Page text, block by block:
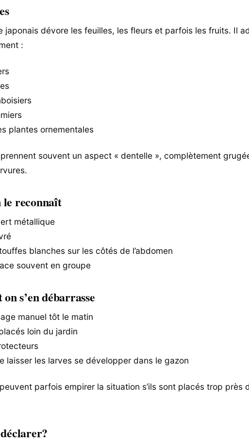
japonais dévore les feuilles, les fleurs et parfois les fruits. Il
:
plantes ornementales
souvent un aspect « dentelle », complètement
reconnaît
métallique
blanches sur les côtés de l’abdomen
souvent en groupe
s’en débarrasse
manuel tôt le matin
loin du jardin
laisser les larves se développer dans le gazon
parfois empirer la situation s’ils sont placés trop près